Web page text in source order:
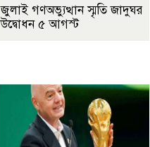
জুলাই গণঅভ্যুত্থান স্মৃতি জাদুঘর
উদ্বোধন ৫ আগস্ট